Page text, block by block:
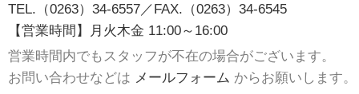
TEL.（0263）34-6557／FAX.（0263）34-6545
【営業時間】月火木金 11:00～16:00
営業時間内でもスタッフが不在の場合がございます。
お問い合わせなどは メールフォーム からお願いします。